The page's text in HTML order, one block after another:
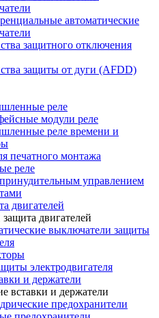
автоматические
защитного отключения
защиты от дуги (AFDD)
реле
модули реле
реле времени и
печатного монтажа
реле
управлением
двигателей
двигателей
выключатели защиты
электродвигателя
и держатели
вставки и держатели
предохранители